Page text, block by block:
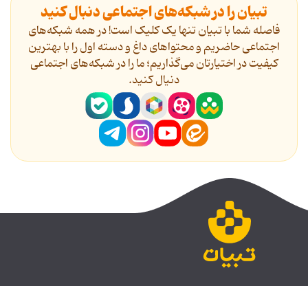
تبیان را در شبکه‌های اجتماعی دنبال کنید
فاصله شما با تبیان تنها یک کلیک است! در همه شبکه‌های
اجتماعی حاضریم و محتواهای داغ و دسته اول را با بهترین
کیفیت در اختیارتان می‌گذاریم؛ ما را در شبکه‌های اجتماعی
دنیال کنید.